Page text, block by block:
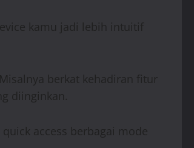
kamu jadi lebih intuitif
berkat kehadiran fitur
diinginkan.
access berbagai mode